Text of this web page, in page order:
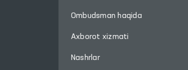
Ombudsman haqida
Axborot xizmati
Nashrlar